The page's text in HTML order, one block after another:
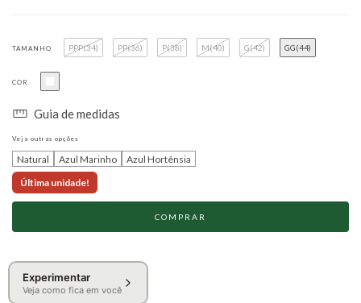
TAMANHO PPP(34) PP(36) P(38) M(40) G(42) GG(44)
COR
Guia de medidas
Veja outras opções
Natural Azul Marinho
Azul Hortênsia
Última unidade!
Experimentar
Veja como fica em você